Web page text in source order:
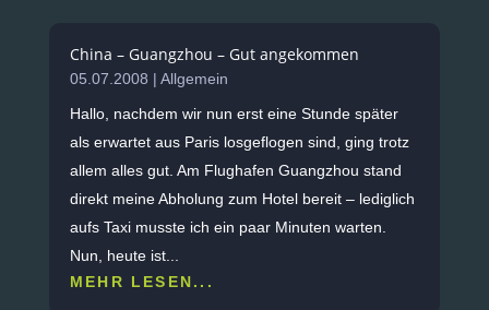
China – Guangzhou – Gut angekommen
05.07.2008 | Allgemein
Hallo, nachdem wir nun erst eine Stunde später
als erwartet aus Paris losgeflogen sind, ging trotz
allem alles gut. Am Flughafen Guangzhou stand
direkt meine Abholung zum Hotel bereit – lediglich
aufs Taxi musste ich ein paar Minuten warten.
Nun, heute ist...
MEHR LESEN...